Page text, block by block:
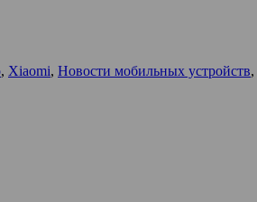
, Xiaomi, Новости мобильных устройств,